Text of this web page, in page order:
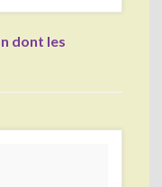
dont les